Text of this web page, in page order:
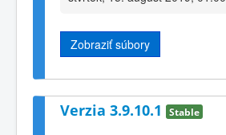
Zobraziť súbory
Verzia 3.9.10.1 Stable